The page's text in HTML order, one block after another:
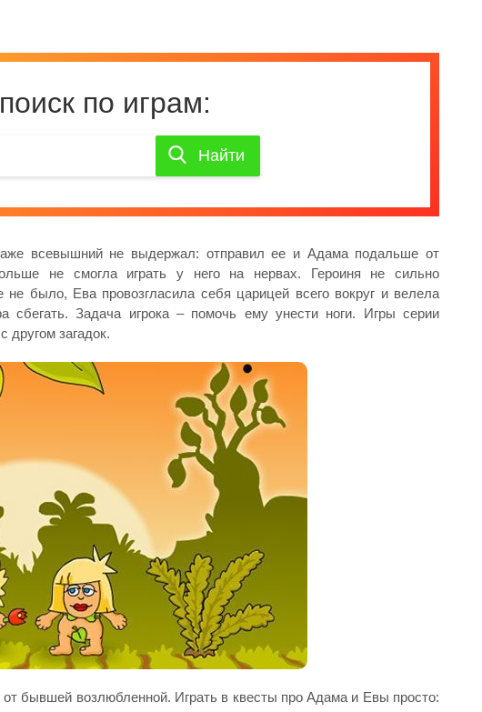
по играм:
Найти
Найти
всевышний не выдержал: отправил ее и Адама подальше от
не смогла играть у него на нервах. Героиня не сильно
не было, Ева провозгласила себя царицей всего вокруг и велела
сбегать. Задача игрока – помочь ему унести ноги. Игры серии
другом загадок.
бывшей возлюбленной. Играть в квесты про Адама и Евы просто: